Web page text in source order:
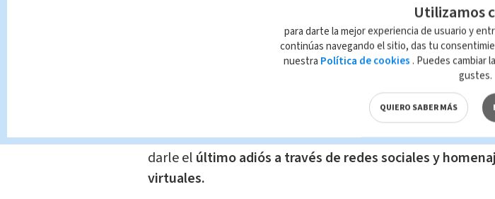
Redacción Multimedios
La empresa también informó que los servicios funerarios
, ya que únicamente contará con
cercanos a Chae Yul, por lo que su
abierto al público. Sin embargo, se espera que sus
darle el último adiós a través de redes sociales y
virtuales.
Utilizamos
para darte la mejor experiencia de usuario y
continúas navegando el sitio, das tu
nuestra Política de cookies . Puedes cambiar
gustes.
QUIERO SABER MÁS